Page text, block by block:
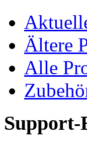
Ältere
Alle
Support-